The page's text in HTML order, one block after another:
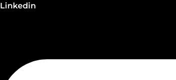
Linkedin